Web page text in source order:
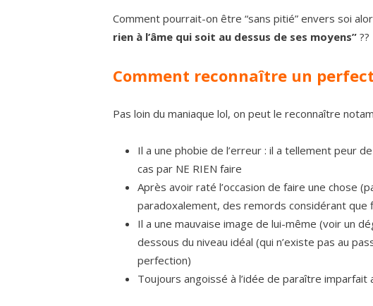
Comment pourrait-on être “sans pitié” envers soi
rien à l’âme qui soit au dessus de ses moyens” ??
Comment reconnaître un
Pas loin du maniaque lol, on peut le reconnaître
Il a une phobie de l’erreur : il a tellement peur
cas par NE RIEN faire
Après avoir raté l’occasion de faire une chose
paradoxalement, des remords considérant que
Il a une mauvaise image de lui-même (voir un
dessous du niveau idéal (qui n’existe pas au
perfection)
Toujours angoissé à l’idée de paraître